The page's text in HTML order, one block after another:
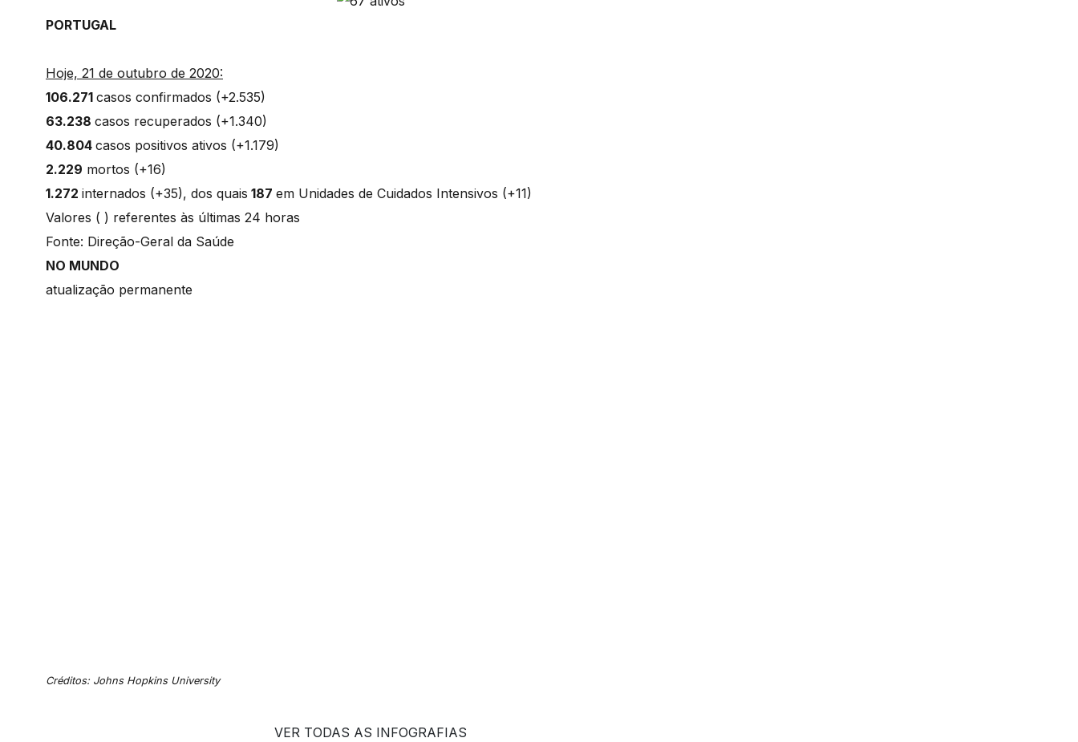
PORTUGAL
Hoje, 21 de outubro de 2020:
106.271 casos confirmados (+2.535)
63.238 casos recuperados (+1.340)
40.804 casos positivos ativos (+1.179)
2.229 mortos (+16)
1.272 internados (+35), dos quais 187 em Unidades de Cuidados Intensivos (+11)
Valores ( ) referentes às últimas 24 horas
Fonte: Direção-Geral da Saúde
NO MUNDO
atualização permanente
Créditos: Johns Hopkins University
VER TODAS AS INFOGRAFIAS